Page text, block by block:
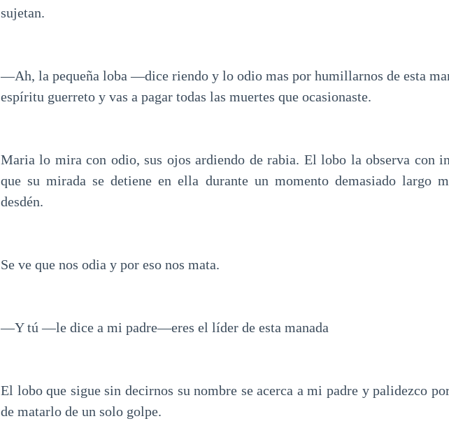
sujetan.
—Ah, la pequeña loba —dice riendo y lo odio mas por humillarnos de esta
espíritu guerreto y vas a pagar todas las muertes que ocasionaste.
Maria lo mira con odio, sus ojos ardiendo de rabia. El lobo la observa con
que su mirada se detiene en ella durante un momento demasiado largo
desdén.
Se ve que nos odia y por eso nos mata.
—Y tú —le dice a mi padre—eres el líder de esta manada
El lobo que sigue sin decirnos su nombre se acerca a mi padre y palidezco
de matarlo de un solo golpe.